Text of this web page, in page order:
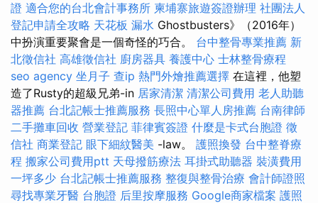
證 適合您的台北會計事務所 柬埔寨旅遊簽證辦理 社團法人
登記申請全攻略 天花板 漏水 Ghostbusters》（2016年）
中扮演重要聚會是一個奇怪的巧合。 台中整骨專業推薦 新
北徵信社 高雄徵信社 廚房器具 養護中心 士林整骨療程
seo agency 坐月子 查ip 熱門外燴推薦選擇 在這裡，他塑
造了Rusty的超級兄弟-in 居家清潔 清潔公司費用 老人助聽
器推薦 台北記帳士推薦服務 長照中心單人房推薦 台南律師
二手攤車回收 營業登記 菲律賓簽證 什麼是卡式台胞證 徵
信社 商業登記 眼下細紋醫美 -law。 護照換發 台中整脊療
程 搬家公司費用ptt 天母撥筋療法 耳掛式助聽器 裝潢費用
一坪多少 台北記帳士推薦服務 整復與整骨治療 會計師證照
尋找專業牙醫 台胞證 后里按摩服務 Google商家檔案 護照